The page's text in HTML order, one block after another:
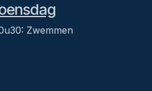
Zwemmen